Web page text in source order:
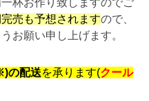
杯お作り致しますのでご
売も予想されますので、
お願い申し上げます。
の配送を承ります(クール